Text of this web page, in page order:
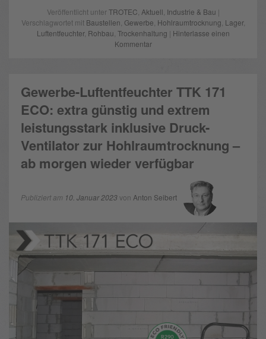
Veröffentlicht unterTROTEC Aktuell Industrie & Bau |
Verschlagwortet mit Baustellen Gewerbe Hohlraumtrocknung Lager,
Luftentfeuchter, Rohbau Trockenhaltung | Hinterlasse einen
Kommentar
Gewerbe-Luftentfeuchter TTK 171
ECO: extra günstig und extrem
leistungsstark inklusive Druck-
Ventilator zur Hohlraumtrocknung –
ab morgen wieder verfügbar
Publiziert am 10. Januar 2023von Anton Seibert